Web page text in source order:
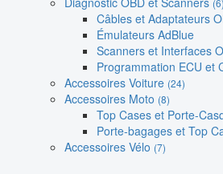
Câbles et Adaptateurs
Émulateurs AdBlue
Scanners et Interfaces
Programmation ECU et
Accessoires Voiture (24)
Accessoires Moto (8)
Top Cases et Porte-
Porte-bagages et Top
Accessoires Vélo (7)